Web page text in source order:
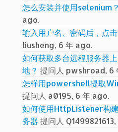
怎么安装并使用selenium？
ago.
输入用户名、密码后，点
liusheng, 6 年 ago.
如何获取多台远程服务器
地？ 提问人 pwshroad, 6
怎样用powershell提取
提问人 a0195, 6 年 ago.
如何使用HttpListener构
务器 提问人